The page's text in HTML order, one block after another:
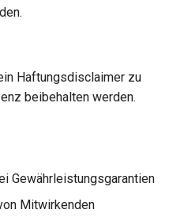
Haftungsdisclaimer zu
beibehalten werden.
Gewährleistungsgarantien
Mitwirkenden